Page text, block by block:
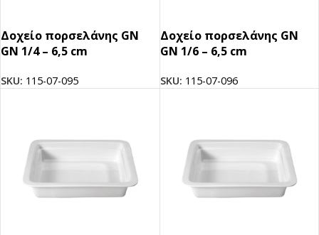
Δοχείο πορσελάνης GN
GN 1/4 – 6,5 cm
SKU: 115-07-095
Δοχείο πορσελάνης GN
GN 1/6 – 6,5 cm
SKU: 115-07-096